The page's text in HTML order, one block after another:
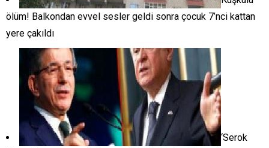
ölüm! Balkondan evvel sesler geldi sonra çocuk 7’nci kattan
yere çakıldı
‘Serok